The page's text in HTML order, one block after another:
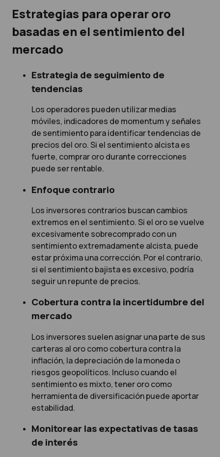
Estrategias para operar oro
basadas en el sentimiento del
mercado
Estrategia de seguimiento de
tendencias
Los operadores pueden utilizar medias
móviles, indicadores de momentum y señales
de sentimiento para identificar tendencias de
precios del oro. Si el sentimiento alcista es
fuerte, comprar oro durante correcciones
puede ser rentable.
Enfoque contrario
Los inversores contrarios buscan cambios
extremos en el sentimiento. Si el oro se vuelve
excesivamente sobrecomprado con un
sentimiento extremadamente alcista, puede
estar próxima una corrección. Por el contrario,
si el sentimiento bajista es excesivo, podría
seguir un repunte de precios.
Cobertura contra la incertidumbre del
mercado
Los inversores suelen asignar una parte de sus
carteras al oro como cobertura contra la
inflación, la depreciación de la moneda o
riesgos geopolíticos. Incluso cuando el
sentimiento es mixto, tener oro como
herramienta de diversificación puede aportar
estabilidad.
Monitorear las expectativas de tasas
de interés